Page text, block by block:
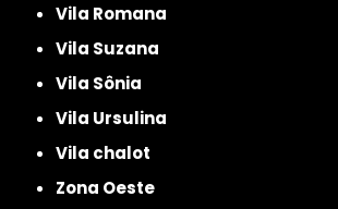
Vila Romana
Vila Suzana
Vila Sônia
Vila Ursulina
Vila chalot
Zona Oeste